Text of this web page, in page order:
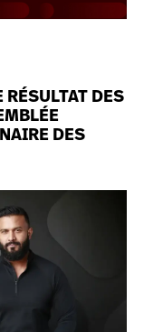
DES
DES